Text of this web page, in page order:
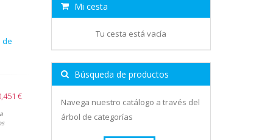
de
€
Mi cesta
Tu cesta está vacía
Búsqueda de productos
Navega nuestro catálogo a través del
árbol de categorías